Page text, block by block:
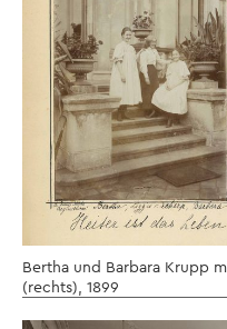
Bertha und Barbara Krupp
(rechts), 1899